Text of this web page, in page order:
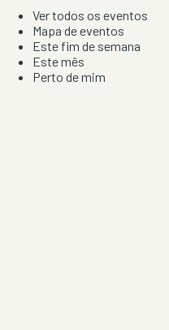
Ver todos os eventos
Mapa de eventos
Este fim de semana
Este mês
Perto de mim